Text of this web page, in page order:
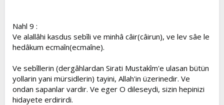
Nahl 9 :
Ve alallâhi kasdus sebîli ve minhâ câir(câirun), ve lev sâe le
hedâkum ecmaîn(ecmaîne).
Ve sebîllerin (dergâhlardan Sirati Mustakîm'e ulasan bütün
yollarin yani mürsidlerin) tayini, Allah'in üzerinedir. Ve
ondan sapanlar vardir. Ve eger O dileseydi, sizin hepinizi
hidayete erdirirdi.